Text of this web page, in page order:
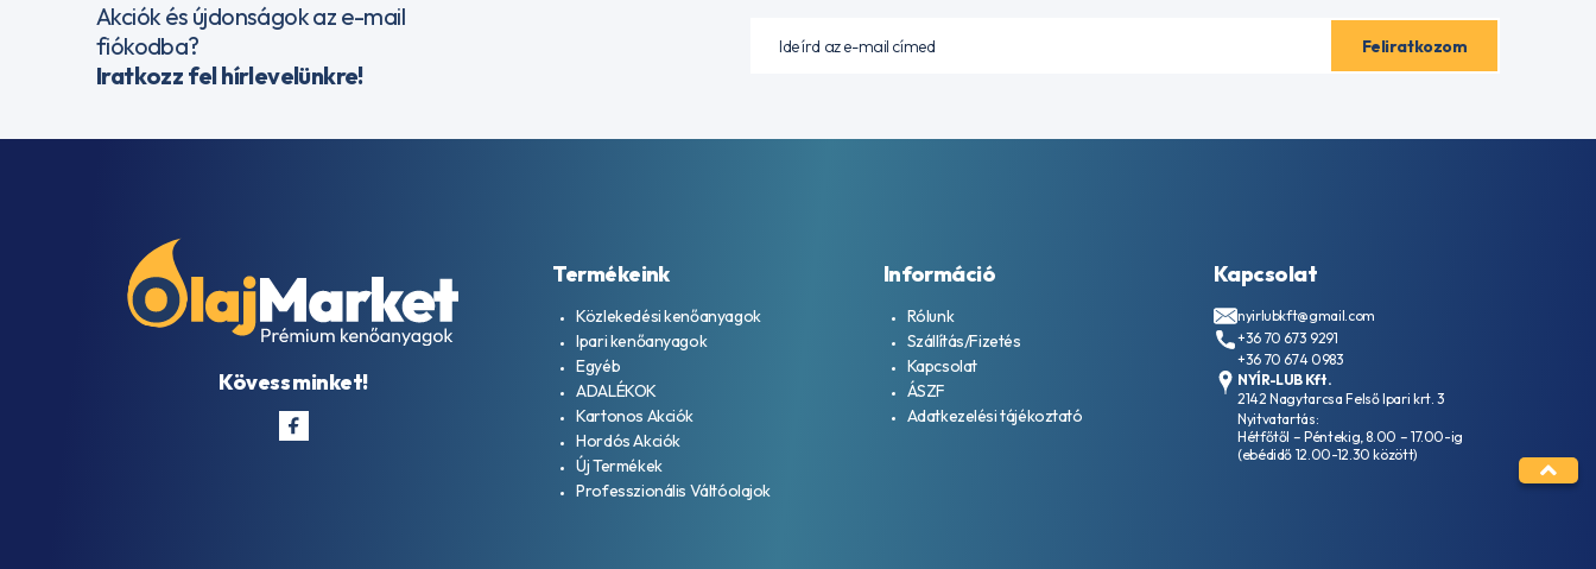
Akciók és újdonságok az e-mail
fiókodba?
Iratkozz fel hírlevelünkre!
Kövess minket!
Termékeink
Közlekedési kenőanyagok
Ipari kenőanyagok
Egyéb
ADALÉKOK
Kartonos Akciók
Hordós Akciók
Új Termékek
Professzionális Váltóolajok
Információ
Rólunk
Szállítás/Fizetés
Kapcsolat
ÁSZF
Adatkezelési tájékoztató
Kapcsolat
nyirlubkft@gmail.com
+36 70 673 9291
+36 70 674 0983
NYÍR-LUB Kft.
2142 Nagytarcsa Felső Ipari krt. 3
Nyitvatartás:
Hétfőtől – Péntekig, 8.00 – 17.00-ig
(ebédidő 12.00-12.30 között)